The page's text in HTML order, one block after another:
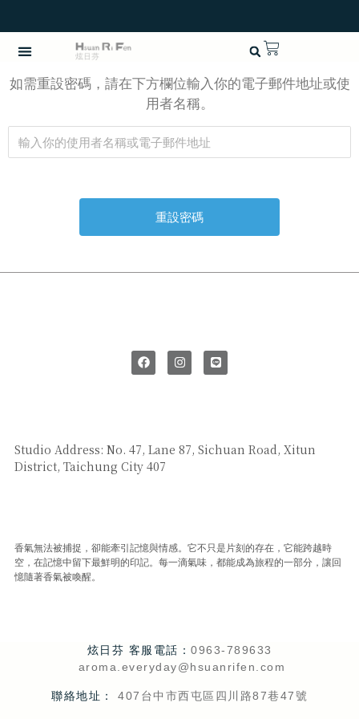
如需重設密碼，請在下方欄位輸入你的電子郵件地址或使
用者名稱。
Studio Address: No. 47, Lane 87, Sichuan Road, Xitun
District, Taichung City 407
香氣無法被捕捉，卻能牽引記憶與情感。它不只是片刻的存在，它能跨越時
空，在記憶中留下最鮮明的印記。每一滴氣味，都能成為旅程的一部分，讓回
憶隨著香氣被喚醒。
炫日芬 客服電話： 0963-789633
aroma.everyday@hsuanrifen.com
聯絡地址： 407台中市西屯區四川路87巷47號